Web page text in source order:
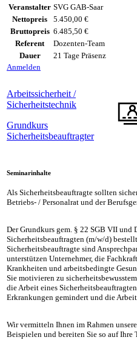
Veranstalter SVG GAB-Saar
Nettopreis
5.450,00 €
Bruttopreis 6.485,50 €
Referent
Dozenten-Team
Dauer
21 Tage Präsenz
Anmelden
Arbeitssicherheit /
Sicherheitstechnik
Grundkurs
Sicherheitsbeauftragter
Seminarinhalte
Als Sicherheitsbeauftragte sollten
Betriebs- / Personalrat und der
Der Grundkurs gem. § 22 SGB VII und
Sicherheitsbeauftragten (m/w/d)
Sicherheitsbeauftragte sind
unterstützen Unternehmer, die
Krankheiten und arbeitsbedingte
Sie motivieren zu
die Arbeit eines
Erkrankungen gemindert und die
Wir vermitteln Ihnen im Rahmen
Beispielen und bereiten Sie so auf